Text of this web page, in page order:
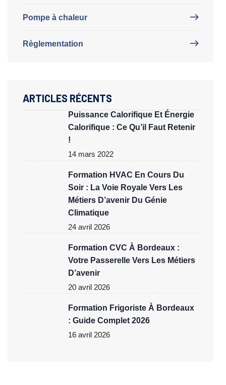
Pompe à chaleur
Règlementation
ARTICLES RÉCENTS
Puissance Calorifique Et Énergie
Calorifique : Ce Qu’il Faut Retenir
!
14 mars 2022
Formation HVAC En Cours Du
Soir : La Voie Royale Vers Les
Métiers D’avenir Du Génie
Climatique
24 avril 2026
Formation CVC À Bordeaux :
Votre Passerelle Vers Les Métiers
D’avenir
20 avril 2026
Formation Frigoriste À Bordeaux
: Guide Complet 2026
16 avril 2026